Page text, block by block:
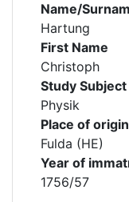
Name/
Hartung
First Name
Christoph
Study Subject
Physik
Place of origin
Fulda (HE)
Year of
1756/57